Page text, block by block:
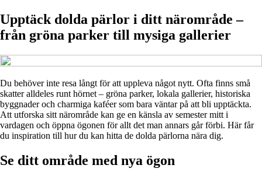
Upptäck dolda pärlor i ditt närområde –
från gröna parker till mysiga gallerier
Du behöver inte resa långt för att uppleva något nytt. Ofta finns små
skatter alldeles runt hörnet – gröna parker, lokala gallerier, historiska
byggnader och charmiga kaféer som bara väntar på att bli upptäckta.
Att utforska sitt närområde kan ge en känsla av semester mitt i
vardagen och öppna ögonen för allt det man annars går förbi. Här får
du inspiration till hur du kan hitta de dolda pärlorna nära dig.
Se ditt område med nya ögon